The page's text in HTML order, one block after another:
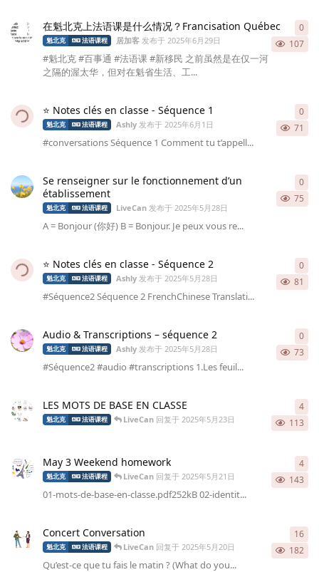
在魁北克上法语课是什么情况？Francisation Québec
魁北克 法语课程 居加客发布于 2025年6月29日 107
#魁北克 #百事通 #法语课 #新移民 之前虽然是在仅一河
之隔的渥太华，但对在魁省生活、工...
0
⭐ Notes clés en classe - Séquence 1
魁北克 法语课程 Ashly发布于 2025年6月1日 71
#conversations Séquence 1 Comment tu t’appell...
0
Se renseigner sur le fonctionnement d’un
établissement
魁北克 法语课程 LiveCan发布于 2025年5月28日
75
A = Bonjour (你好) B = Bonjour. Je peux vous re...
0
⭐ Notes clés en classe - Séquence 2
魁北克 法语课程 Ashly发布于 2025年5月28日 81
#Séquence2 Séquence 2 FrenchChinese Translati...
0
Audio & Transcriptions – séquence 2
魁北克 法语课程 Ashly发布于 2025年5月28日 73
#Séquence2 #audio #transcriptions 1.Les feuil...
0
LES MOTS DE BASE EN CLASSE
魁北克 法语课程 LiveCan回复于 2025年5月23日 113
4
May 3 Weekend homework
魁北克 法语课程 LiveCan回复于 2025年5月21日 143
01-mots-de-base-en-classe.pdf252kB 02-identit...
4
Concert Conversation
魁北克 法语课程 LiveCan回复于 2025年5月20日 182
Qu’est-ce que tu fais le matin ? (What do you...
16